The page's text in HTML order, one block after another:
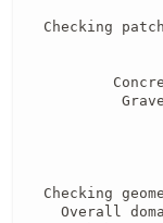
Checking
Checking
Overall